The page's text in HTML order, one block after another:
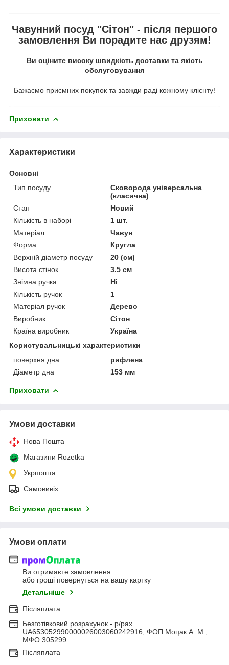
Чавунний посуд "Сітон" - після першого
замовлення Ви порадите нас друзям!
Ви оціните високу швидкість доставки та якість
обслуговування
Бажаємо приємних покупок та завжди раді кожному клієнту!
Приховати
Характеристики
Основні
Тип посуду
Сковорода універсальна
(класична)
Стан
Новий
Кількість в наборі
1 шт.
Матеріал
Чавун
Форма
Кругла
Верхній діаметр посуду
20 (см)
Висота стінок
3.5 см
Знімна ручка
Ні
Кількість ручок
1
Матеріал ручок
Дерево
Виробник
Сітон
Країна виробник
Україна
Користувальницькі характеристики
поверхня дна
рифлена
Діаметр дна
153 мм
Приховати
Умови доставки
Нова Пошта
Магазини Rozetka
Укрпошта
Самовивіз
Всі умови доставки
Умови оплати
Ви отримаєте замовлення
або гроші повернуться на вашу картку
Детальніше
Післяплата
Безготівковий розрахунок - р/рах.
UA653052990000026003060242916, ФОП Моцак А. М.,
МФО 305299
Післяплата